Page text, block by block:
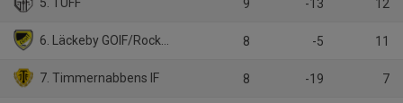
9 -13 12
6. Läckeby GOIF/Rockneby IK 8 -5 11
7. Timmernabbens IF 8 -19 7